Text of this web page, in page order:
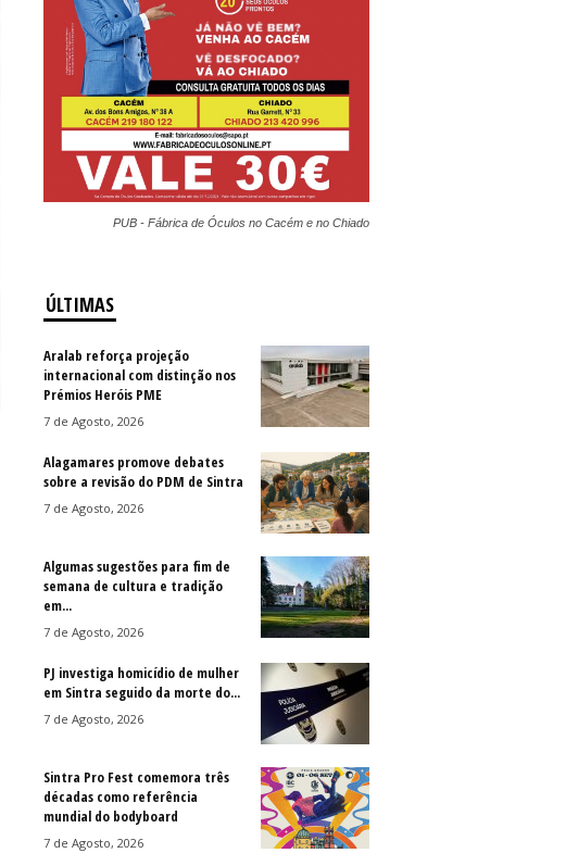
PUB - Fábrica de Óculos no Cacém e no Chiado
ÚLTIMAS
Aralab reforça projeção
internacional com distinção nos
Prémios Heróis PME
7 de Agosto, 2026
Alagamares promove debates
sobre a revisão do PDM de Sintra
7 de Agosto, 2026
Algumas sugestões para fim de
semana de cultura e tradição
em...
7 de Agosto, 2026
PJ investiga homicídio de mulher
em Sintra seguido da morte do...
7 de Agosto, 2026
Sintra Pro Fest comemora três
décadas como referência
mundial do bodyboard
7 de Agosto, 2026